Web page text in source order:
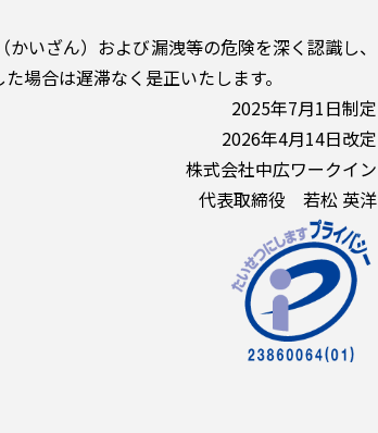
いざん）および漏洩等の危険を深く認識し、
場合は遅滞なく是正いたします。
2025年7月1日制定
2026年4月14日改定
株式会社中広ワークイン
代表取締役 若松 英洋